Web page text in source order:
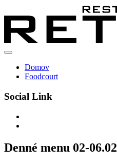
Domov
Foodcourt
Social Link
Denné menu 02-06.02